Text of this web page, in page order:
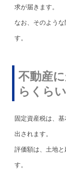
求が届きます。
なお、そのよう
す。
不動産
らくら
固定資産税は、
出されます。
評価額は、土地
す。